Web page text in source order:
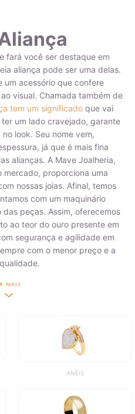
fará você ser destaque em
aliança pode ser uma delas.
um acessório que confere
visual. Chamada também de
tem um significado que vai
um lado cravejado, garante
look. Seu nome vem,
já que é mais fina
alianças. A Mave Joalheria,
mercado, proporciona uma
nossas joias. Afinal, temos
com um maquinário
peças. Assim, oferecemos
ao teor do ouro presente em
segurança e agilidade em
com o menor preço e a
MAIS
ANÉIS